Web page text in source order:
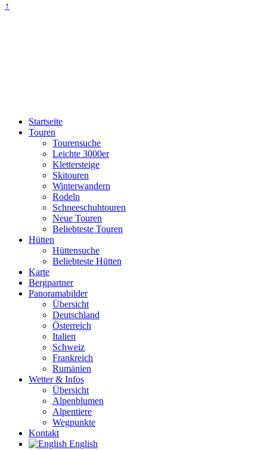
↑
Startseite
Touren
Tourensuche
Leichte 3000er
Klettersteige
Skitouren
Winterwandern
Rodeln
Schneeschuhtouren
Neue Touren
Beliebteste Touren
Hütten
Hüttensuche
Beliebteste Hütten
Karte
Bergpartner
Panoramabilder
Übersicht
Deutschland
Österreich
Italien
Schweiz
Frankreich
Rumänien
Wetter & Infos
Übersicht
Alpenblumen
Alpentiere
Wegpunkte
Kontakt
English